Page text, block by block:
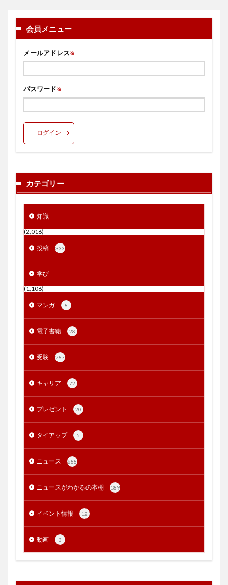
会員メニュー
メールアドレス※
パスワード※
ログイン
カテゴリー
知識
(2,016)
投稿 333
学び
(1,106)
マンガ 8
電子書籍 28
受験 287
キャリア 72
プレゼント 20
タイアップ 5
ニュース 688
ニュースがわかるの本棚 189
イベント情報 12
動画 3